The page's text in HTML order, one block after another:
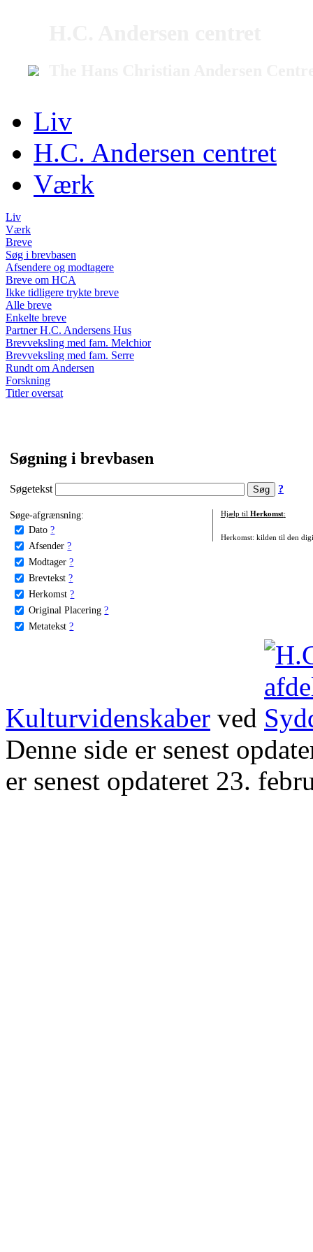
Liv
H.C. Andersen centret
Værk
Liv
Værk
Breve
Søg i brevbasen
Afsendere og modtagere
Breve om HCA
Ikke tidligere trykte breve
Alle breve
Enkelte breve
Partner H.C. Andersens Hus
Brevveksling med fam. Melchior
Brevveksling med fam. Serre
Rundt om Andersen
Forskning
Titler oversat
Søgning i brevbasen
Søgetekst ?
Søge-afgrænsning:
Dato ?
Afsender ?
Modtager ?
Brevtekst ?
Herkomst ?
Original Placering ?
Metatekst ?
Hjælp til Herkomst:
Herkomst: kilden til den
Kulturvidenskaber ved
Denne side er senest
er senest opdateret 23.